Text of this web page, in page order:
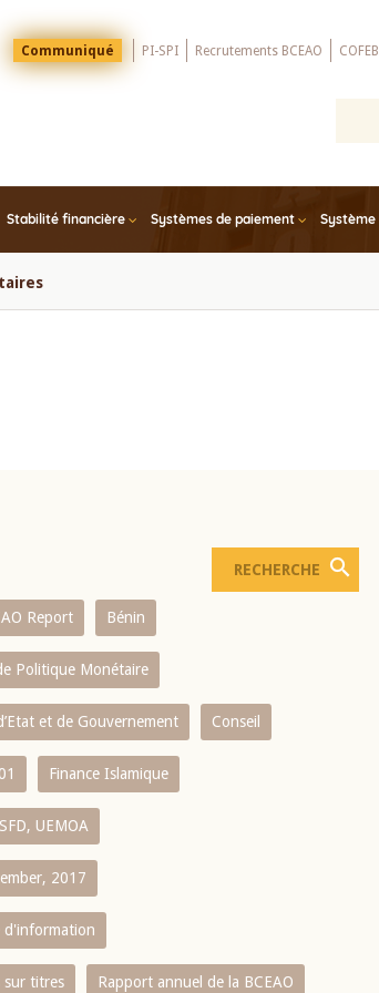
Menu
Top
Communiqué PI-SPI Recrutements BCEAO COFEB
Stabilité financière Systèmes de paiement
Report Bénin
Politique Monétaire
et de Gouvernement Conseil
Finance Islamique
UEMOA
2017
d'information
sur titres Rapport annuel de la BCEAO